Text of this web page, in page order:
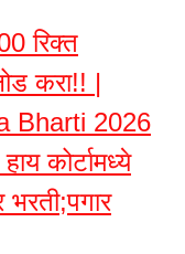
रिक्त
करा!! |
Bharti 2026
हाय कोर्टामध्ये